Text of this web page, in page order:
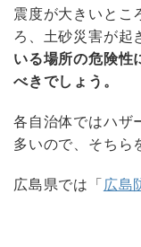
震度が大きいとこ
ろ、土砂災害が起
いる場所の危険性
べきでしょう。
各自治体ではハザ
多いので、そちら
広島県では「 広島